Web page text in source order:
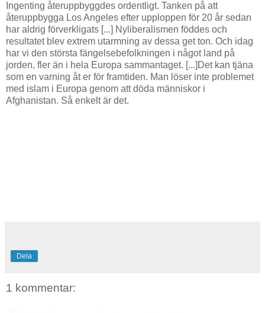
Ingenting återuppbyggdes ordentligt. Tanken på att
återuppbygga Los Angeles efter upploppen för 20 år sedan
har aldrig förverkligats [...] Nyliberalismen föddes och
resultatet blev extrem utarmning av dessa get ton. Och idag
har vi den största fängelsebefolkningen i något land på
jorden, fler än i hela Europa sammantaget. [...]Det kan tjäna
som en varning åt er för framtiden. Man löser inte problemet
med islam i Europa genom att döda människor i
Afghanistan. Så enkelt är det.
Dela
1 kommentar: